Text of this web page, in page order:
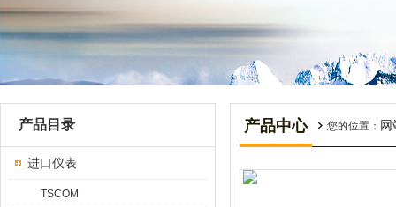
产品目录
进口仪表
TSCOM
产品中心 您的位置： 网